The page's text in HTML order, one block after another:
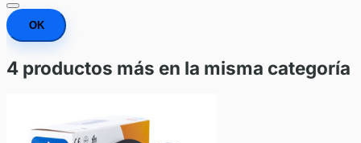
OK
4 productos más en la misma categoría